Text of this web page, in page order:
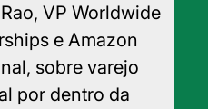
VP Worldwide
e Amazon
sobre varejo
por dentro da